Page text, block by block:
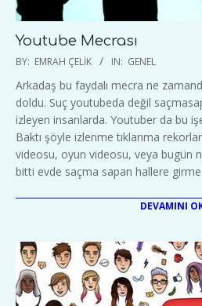
Youtube Mecrası
2020-
30
BY: EMRAH ÇELIK IN: GENEL
Arkadaş bu faydalı mecra ne
doldu. Suç youtubeda değil
izleyen insanlarda. Youtuber da bu
Baktı şöyle izlenme tıklanma
videosu, oyun videosu, veya bugün
bitti evde saçma sapan hallere
DEVAMINI